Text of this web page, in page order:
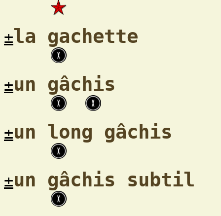
±la gachette
±un gâchis
±un long gâchis
±un gâchis subtil